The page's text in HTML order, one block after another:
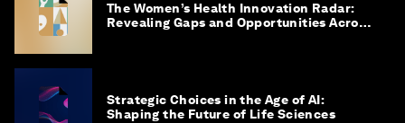
The Women’s Health Innovation Radar:
Revealing Gaps and Opportunities Across
Strategic Choices in the Age of AI:
Shaping the Future of Life Sciences